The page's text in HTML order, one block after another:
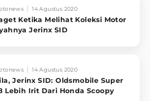
14 Agustus 2020
Ketika Melihat Koleksi Motor
Jerinx SID
14 Agustus 2020
Jerinx SID: Oldsmobile Super
Lebih Irit Dari Honda Scoopy